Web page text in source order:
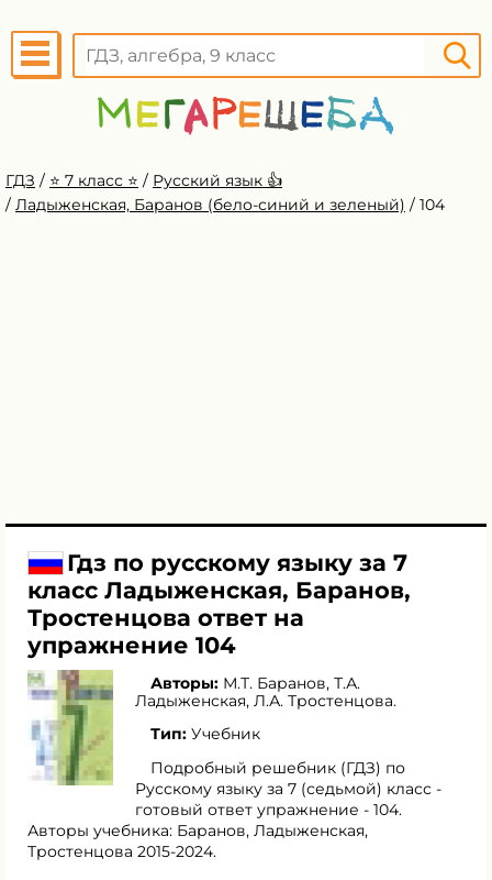
ГДЗ / ⭐️ 7 класс ⭐️ / Русский язык 👍
/ Ладыженская, Баранов (бело-синий и зеленый) / 104
Гдз по русскому языку за 7
класс Ладыженская, Баранов,
Тростенцова ответ на
упражнение 104
Авторы: М.Т. Баранов, Т.А.
Ладыженская, Л.А. Тростенцова.
Тип: Учебник
Подробный решебник (ГДЗ) по
Русскому языку за 7 (седьмой) класс -
готовый ответ упражнение - 104.
Авторы учебника: Баранов, Ладыженская,
Тростенцова 2015-2024.